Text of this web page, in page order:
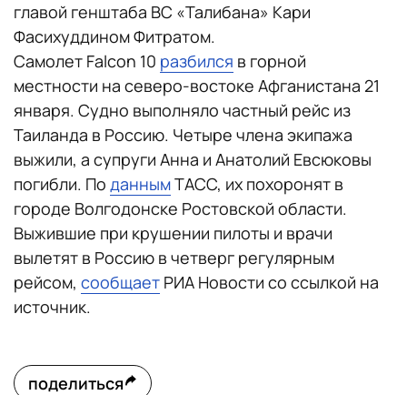
главой генштаба ВС «Талибана» Кари
Фасихуддином Фитратом.
Самолет Falcon 10 разбился в горной
местности на северо-востоке Афганистана 21
января. Судно выполняло частный рейс из
Таиланда в Россию. Четыре члена экипажа
выжили, а супруги Анна и Анатолий Евсюковы
погибли. По даннымТАСС, их похоронят в
городе Волгодонске Ростовской области.
Выжившие при крушении пилоты и врачи
вылетят в Россию в четверг регулярным
рейсом, сообщает РИА Новости со ссылкой на
источник.
поделиться